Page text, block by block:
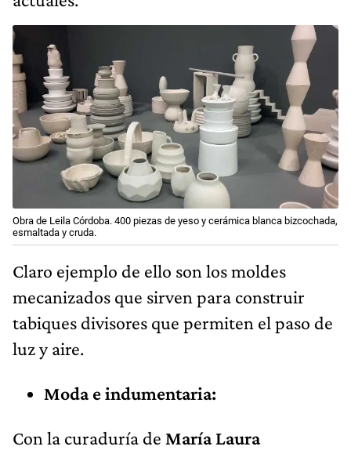
Obra de Leila Córdoba. 400 piezas de yeso y cerámica blanca bizcochada,
esmaltada y cruda.
Claro ejemplo de ello son los moldes
mecanizados que sirven para construir
tabiques divisores que permiten el paso de
luz y aire.
Moda e indumentaria:
Con la curaduría de María Laura